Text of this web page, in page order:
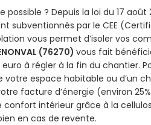
? Depuis la loi du 17
subventionnés par le CEE
vous permet d’isoler vos
(76270)vous fait
euro à régler à la fin du chantier.
votre espace habitable ou d’un
facture d’énergie (environ
confort intérieur grâce à la
en cas de revente.